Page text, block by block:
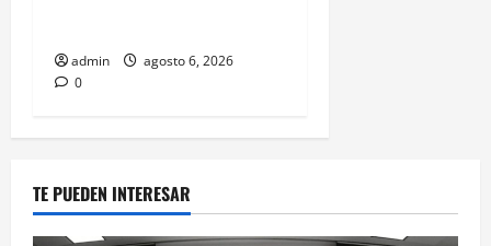
admin
agosto 6, 2026
0
TE PUEDEN INTERESAR